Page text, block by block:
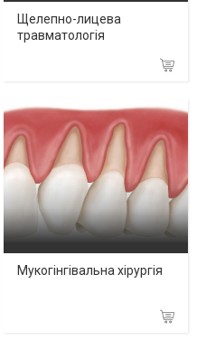
Щелепно-лицева
травматологія
Мукогінгівальна хірургія